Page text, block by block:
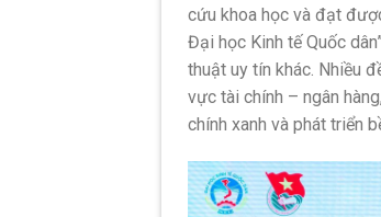
cứu khoa học và đạt
Đại học Kinh tế Quốc
thuật uy tín khác. Nhiều
vực tài chính – ngân
chính xanh và phát triển